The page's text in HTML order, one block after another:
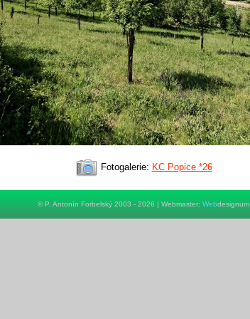
Fotogalerie: KC Popice *26
© P. Antonín Forbelský 2003 - 2026 | Webmaster: Webdesignum